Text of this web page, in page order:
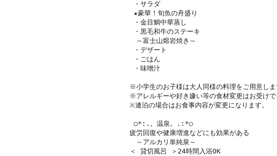
～富士山熔岩焼き～
※小学生のお子様は大人同様の料理をご用意しま
※アレルギーや好き嫌い等の食材変更はお受けで
※連泊の場合はお食事内容が変更になります。
疲労回復や健康増進などにも効果がある
～アルカリ単純泉～
＜ 貸切風呂 ＞24時間入浴OK